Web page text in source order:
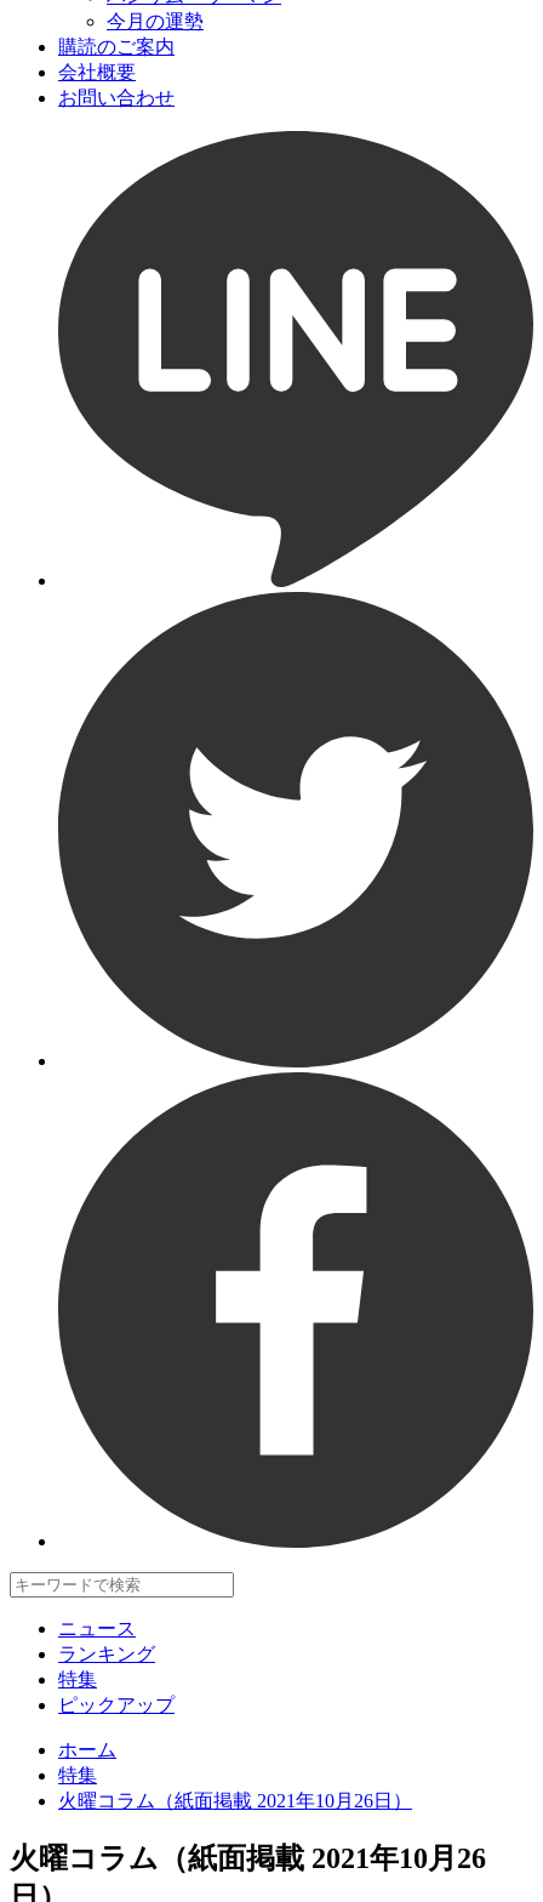
今月の運勢
購読のご案内
会社概要
お問い合わせ
ニュース
ランキング
特集
ピックアップ
ホーム
特集
火曜コラム（紙面掲載 2021年10月26日）
火曜コラム（紙面掲載 2021年10月26